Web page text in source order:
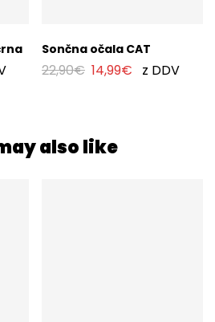
Sončna očala CAT
22,90€ 14,99€ z DDV
also like